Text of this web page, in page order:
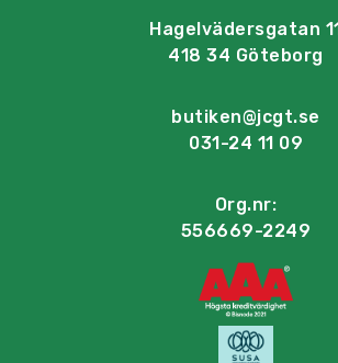
Hagelvädersgatan
418 34 Göteborg
butiken@jcgt.se
031-24 11 09
Org.nr:
556669-2249